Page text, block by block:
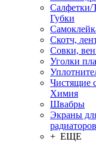
Салфетки/
Губки
Скотч,
Совки,
Уголки
Чистящие
Химия
Швабры
Экраны
радиаторов
+ ЕЩЕ